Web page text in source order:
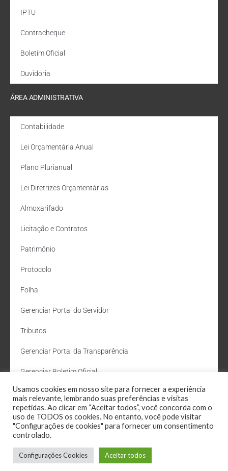
IPTU
Contracheque
Boletim Oficial
Ouvidoria
ÁREA ADMINISTRATIVA
Contabilidade
Lei Orçamentária Anual
Plano Plurianual
Lei Diretrizes Orçamentárias
Almoxarifado
Licitação e Contratos
Patrimônio
Protocolo
Folha
Gerenciar Portal do Servidor
Tributos
Gerenciar Portal da Transparência
Gerenciar Boletim Oficial
Departamento de Água e Esgoto
Administração Site
Webmail
Usamos cookies em nosso site para fornecer a experiência
mais relevante, lembrando suas preferências e visitas
repetidas. Ao clicar em “Aceitar todos”, você concorda com o
uso de TODOS os cookies. No entanto, você pode visitar
"Configurações de cookies" para fornecer um consentimento
controlado.
Configurações Cookies Aceitar todos